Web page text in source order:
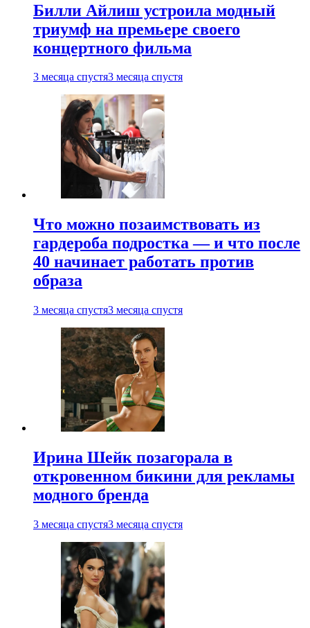
Билли Айлиш устроила модный
триумф на премьере своего
концертного фильма
3 месяца спустя3 месяца спустя
Что можно позаимствовать из
гардероба подростка — и что после
40 начинает работать против
образа
3 месяца спустя3 месяца спустя
Ирина Шейк позагорала в
откровенном бикини для рекламы
модного бренда
3 месяца спустя3 месяца спустя